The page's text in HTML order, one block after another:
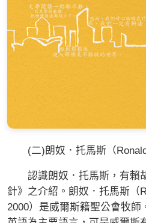
(二)朗奴．托馬斯（Ronald
認識朗奴．托馬斯，有賴
針》之介紹。朗奴．托馬斯（
2000）是威爾斯籍聖公會牧